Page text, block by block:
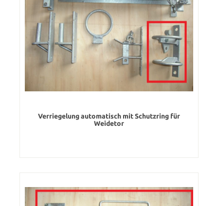
Verriegelung automatisch mit Schutzring für
Weidetor